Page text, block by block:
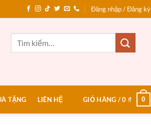
Đăng nhập / Đăng ký
TẶNG LIÊN HỆ GIỎ HÀNG /0 ₫ 0